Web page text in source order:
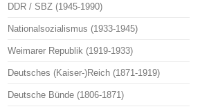
DDR / SBZ (1945-1990)
Nationalsozialismus (1933-1945)
Weimarer Republik (1919-1933)
Deutsches (Kaiser-)Reich (1871-1919)
Deutsche Bünde (1806-1871)